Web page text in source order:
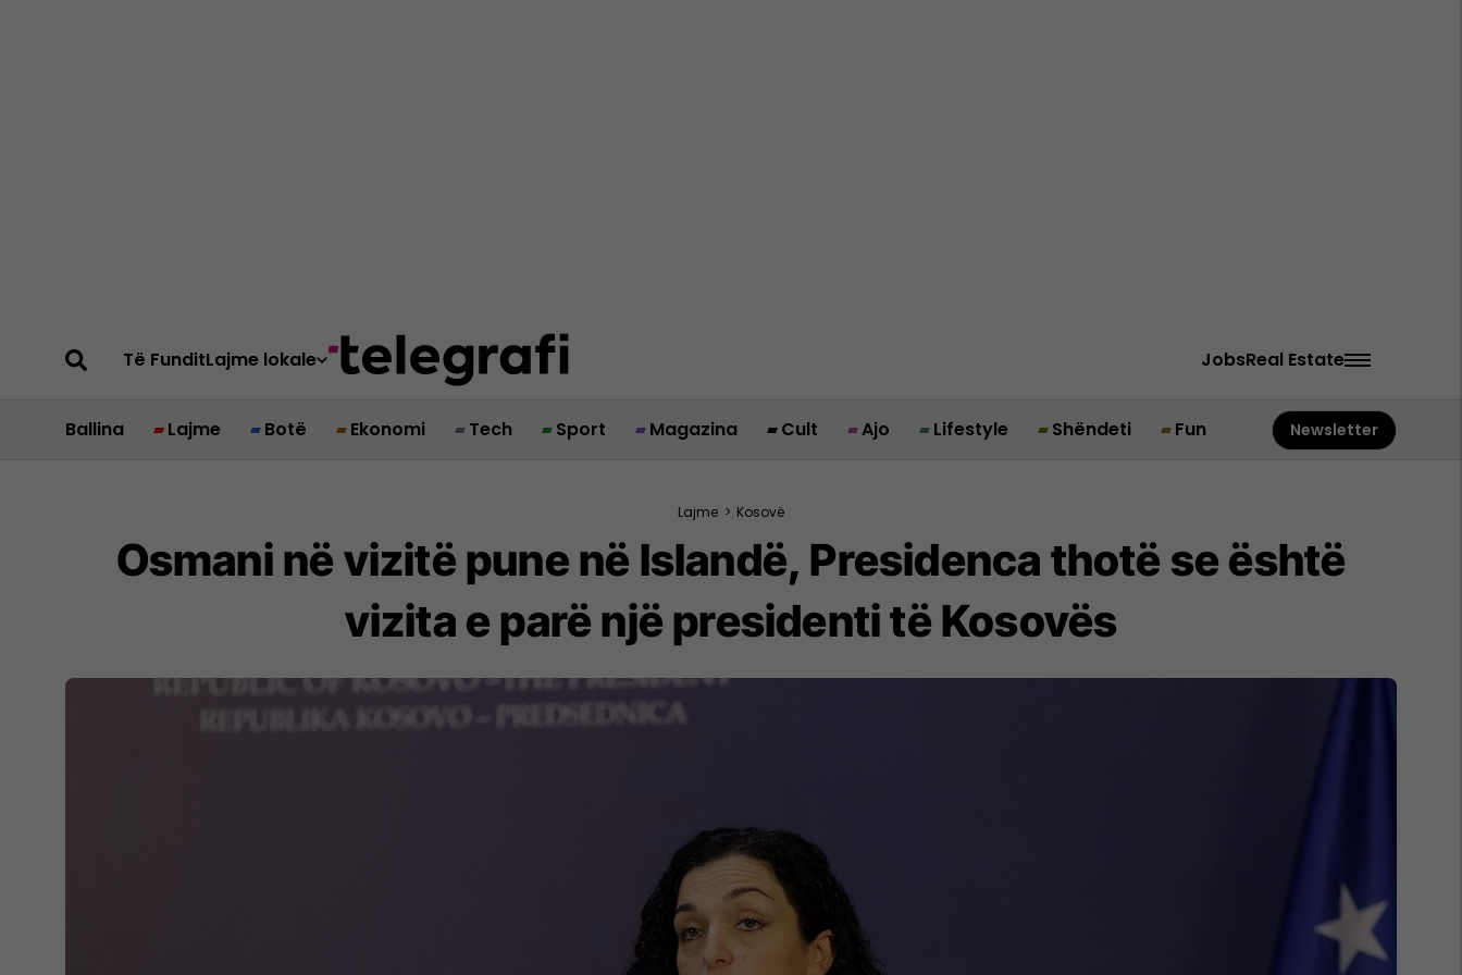
Të FunditLajme lokale JobsReal Estate
Ballina Lajme Botë Ekonomi Tech Sport Magazina Cult Ajo Lifestyle Shëndeti Fun Newsletter
Lajme > Kosovë
Osmani në vizitë pune në Islandë, Presidenca thotë se është
vizita e parë një presidenti të Kosovës